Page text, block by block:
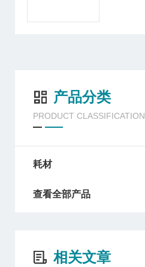
产品分类
PRODUCT CLASSIFICATION
耗材
查看全部产品
相关文章